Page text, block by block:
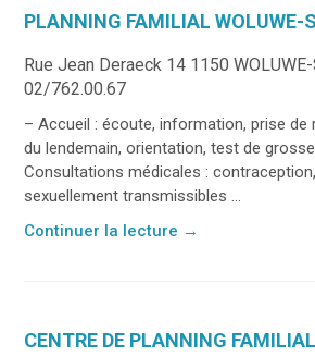
PLANNING FAMILIAL WOLUWE-
Rue Jean Deraeck 14 1150
02/762.00.67
– Accueil : écoute, information, prise de
du lendemain, orientation, test de
Consultations médicales :
sexuellement transmissibles ...
Continuer la lecture →
CENTRE DE PLANNING